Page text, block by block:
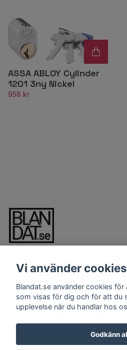
ASSA ABLOY Cylinder
1201 3ny Nickel
958 kr
LÄS MER
Kontakt
Köpvillkor
Vi använder cookies
Blandat.se använder cookies
som visas för dig och för att du
upplevelse när du handlar hos
Godkänn